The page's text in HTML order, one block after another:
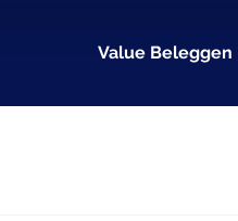
Value Beleggen